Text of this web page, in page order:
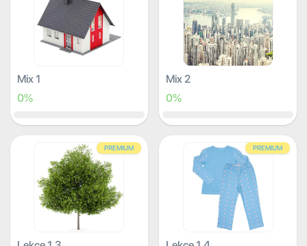
Mix 1
0%
Mix 2
0%
PREMIUM PREMIUM